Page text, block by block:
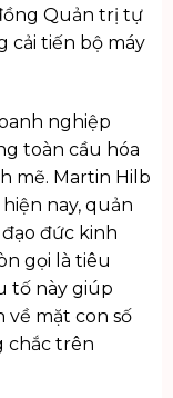
Quản trị tự
cải tiến bộ máy
nghiệp
toàn cầu hóa
mẽ. Martin Hilb
nay, quản
đức kinh
gọi là tiêu
tố này giúp
mặt con số
chắc trên